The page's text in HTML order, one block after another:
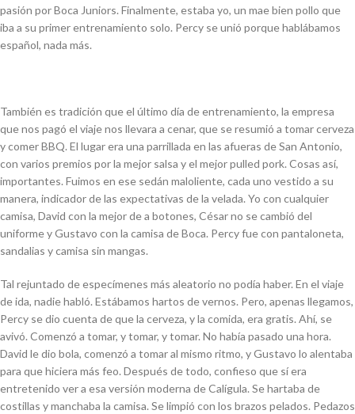
pasión por Boca Juniors. Finalmente, estaba yo, un mae bien pollo que
iba a su primer entrenamiento solo. Percy se unió porque hablábamos
español, nada más.
También es tradición que el último día de entrenamiento, la empresa
que nos pagó el viaje nos llevara a cenar, que se resumió a tomar cerveza
y comer BBQ. El lugar era una parrillada en las afueras de San Antonio,
con varios premios por la mejor salsa y el mejorpulled pork. Cosas así,
importantes. Fuimos en ese sedán maloliente, cada uno vestido a su
manera, indicador de las expectativas de la velada. Yo con cualquier
camisa, David con la mejor de a botones, César no se cambió del
uniforme y Gustavo con la camisa de Boca. Percy fue con pantaloneta,
sandalias y camisa sin mangas.
Tal rejuntado de especímenes más aleatorio no podía haber. En el viaje
de ida, nadie habló. Estábamos hartos de vernos. Pero, apenas llegamos,
Percy se dio cuenta de que la cerveza, y la comida, era gratis. Ahí, se
avivó. Comenzó a tomar, y tomar, y tomar. No había pasado una hora.
David le dio bola, comenzó a tomar al mismo ritmo, y Gustavo lo alentaba
para que hiciera más feo. Después de todo, confieso que sí era
entretenido ver a esa versión moderna de Calígula. Se hartaba de
costillas y manchaba la camisa. Se limpió con los brazos pelados. Pedazos